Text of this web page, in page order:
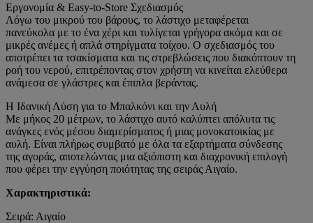
Εργονομία & Easy-to-Store Σχεδιασμός
Λόγω του μικρού του βάρους, το λάστιχο μεταφέρεται
πανεύκολα με το ένα χέρι και τυλίγεται γρήγορα ακόμα και σε
μικρές ανέμες ή απλά στηρίγματα τοίχου. Ο σχεδιασμός του
αποτρέπει τα τσακίσματα και τις στρεβλώσεις που διακόπτουν τη
ροή του νερού, επιτρέποντας στον χρήστη να κινείται ελεύθερα
ανάμεσα σε γλάστρες και έπιπλα βεράντας.
Η Ιδανική Λύση για το Μπαλκόνι και την Αυλή
Με μήκος 20 μέτρων, το λάστιχο αυτό καλύπτει απόλυτα τις
ανάγκες ενός μέσου διαμερίσματος ή μιας μονοκατοικίας με
αυλή. Είναι πλήρως συμβατό με όλα τα εξαρτήματα σύνδεσης
της αγοράς, αποτελώντας μια αξιόπιστη και διαχρονική επιλογή
που φέρει την εγγύηση ποιότητας της σειράς Αιγαίο.
Χαρακτηριστικά:
Σειρά: Αιγαίο